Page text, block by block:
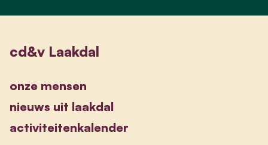
cd&v Laakdal
onze mensen
nieuws uit laakdal
activiteitenkalender